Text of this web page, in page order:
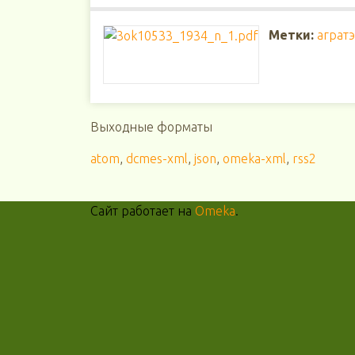
Метки:
Выходные форматы
atom, dcmes-xml, json, omeka-xml, rss2
Сайт работает на Omeka.